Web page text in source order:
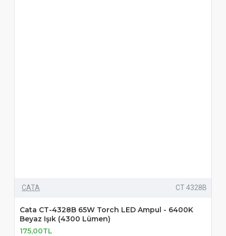
CATA CT 4328B
Cata CT-4328B 65W Torch LED Ampul - 6400K
Beyaz Işık (4300 Lümen)
175,00TL